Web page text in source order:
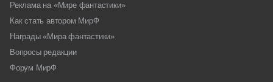
Реклама на «Мире фантастики»
Как стать автором МирФ
Награды «Мира фантастики»
Вопросы редакции
Форум МирФ